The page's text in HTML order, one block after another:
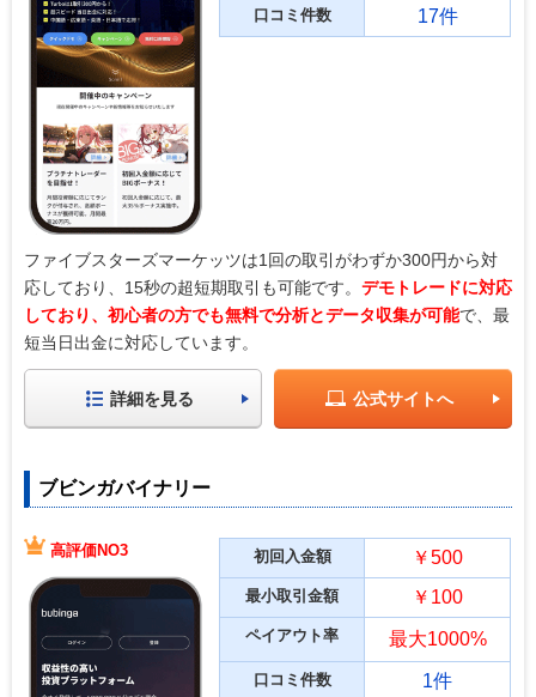
口コミ件数 17件
ファイブスターズマーケッツは1回の取引がわずか300円から対
応しており、15秒の超短期取引も可能です。 デモトレードに対応
しており、初心者の方でも無料で分析とデータ収集が可能で、最
短当日出金に対応しています。
詳細を見る 公式サイトへ
ブビンガバイナリー
高評価NO3 初回入金額 ￥500
最小取引金額 ￥100
ペイアウト率 最大1000%
口コミ件数 1件